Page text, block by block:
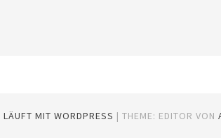
MIT WORDPRESS |THEME: EDITOR VON